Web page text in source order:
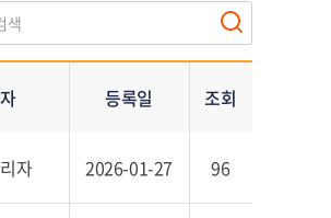
등록일 조회
자 2026-01-27 96